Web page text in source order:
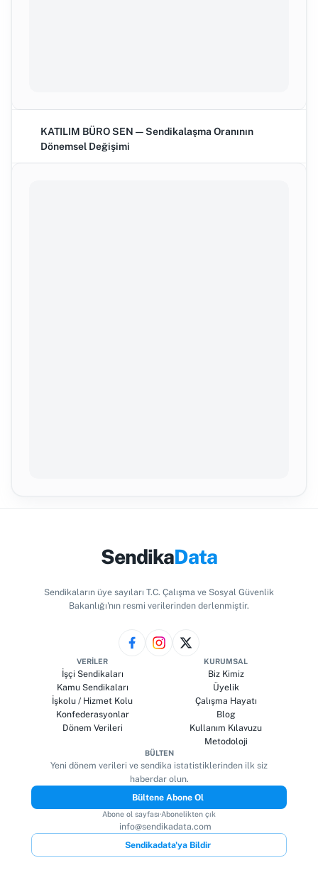
KATILIM BÜRO SEN — Sendikalaşma Oranının
Dönemsel Değişimi
SendikaData
Sendikaların üye sayıları T.C. Çalışma ve Sosyal Güvenlik
Bakanlığı'nın resmi verilerinden derlenmiştir.
VERILER
İşçi Sendikaları
Kamu Sendikaları
İşkolu / Hizmet Kolu
Konfederasyonlar
Dönem Verileri
KURUMSAL
Biz Kimiz
Üyelik
Çalışma Hayatı
Blog
Kullanım Kılavuzu
Metodoloji
BÜLTEN
Yeni dönem verileri ve sendika istatistiklerinden ilk siz
haberdar olun.
Bültene Abone Ol
Abone ol sayfası·Abonelikten çık
info@sendikadata.com
Sendikadata'ya Bildir